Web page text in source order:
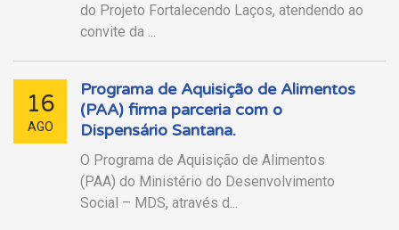
do Projeto Fortalecendo Laços, atendendo ao
convite da ...
16
AGO
Programa de Aquisição de Alimentos
(PAA) firma parceria com o
Dispensário Santana.
O Programa de Aquisição de Alimentos
(PAA) do Ministério do Desenvolvimento
Social – MDS, através d...